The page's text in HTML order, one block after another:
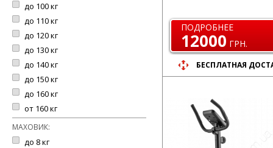
до 100 кг
до 110 кг
до 120 кг
до 130 кг
до 140 кг
до 150 кг
до 160 кг
от 160 кг
МАХОВИК:
до 8 кг
ПОДРОБНЕЕ
12000 ГРН.
БЕСПЛАТНАЯ